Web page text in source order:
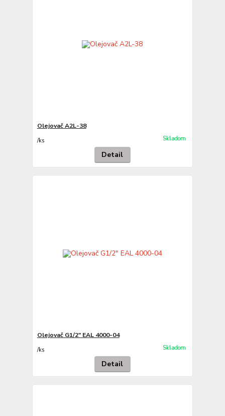
Olejovač A2L-38
/ks Skladom
Detail
Olejovač G1/2" EAL 4000-04
/ks Skladom
Detail